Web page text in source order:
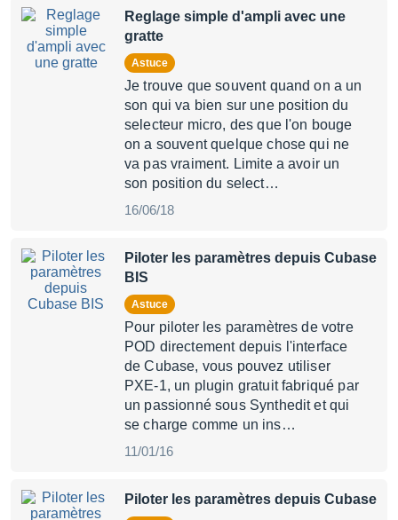
Reglage simple d'ampli avec une
gratte
Astuce
Je trouve que souvent quand on a un
son qui va bien sur une position du
selecteur micro, des que l'on bouge
on a souvent quelque chose qui ne
va pas vraiment. Limite a avoir un
son position du select…
16/06/18
Piloter les paramètres depuis Cubase
BIS
Astuce
Pour piloter les paramètres de votre
POD directement depuis l'interface
de Cubase, vous pouvez utiliser
PXE-1, un plugin gratuit fabriqué par
un passionné sous Synthedit et qui
se charge comme un ins…
11/01/16
Piloter les paramètres depuis Cubase